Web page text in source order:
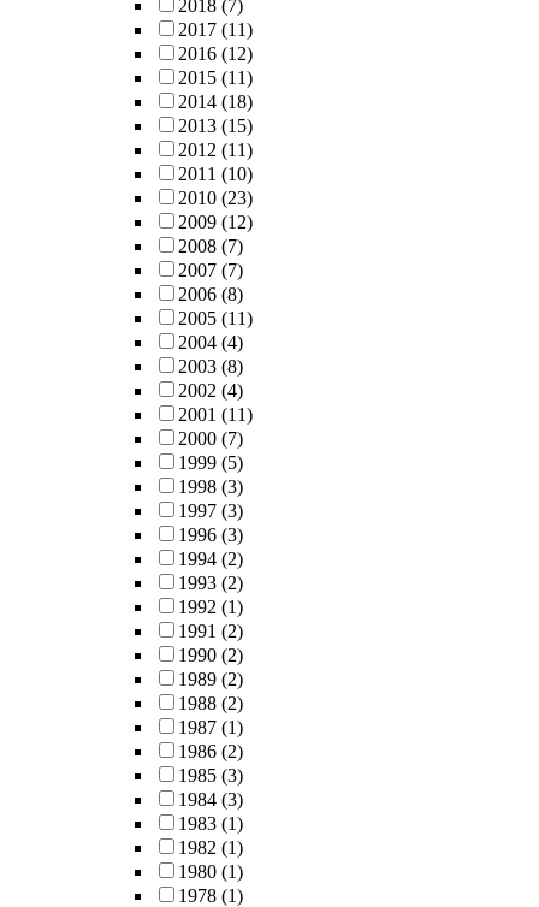
2018 (7)
2017 (11)
2016 (12)
2015 (11)
2014 (18)
2013 (15)
2012 (11)
2011 (10)
2010 (23)
2009 (12)
2008 (7)
2007 (7)
2006 (8)
2005 (11)
2004 (4)
2003 (8)
2002 (4)
2001 (11)
2000 (7)
1999 (5)
1998 (3)
1997 (3)
1996 (3)
1994 (2)
1993 (2)
1992 (1)
1991 (2)
1990 (2)
1989 (2)
1988 (2)
1987 (1)
1986 (2)
1985 (3)
1984 (3)
1983 (1)
1982 (1)
1980 (1)
1978 (1)